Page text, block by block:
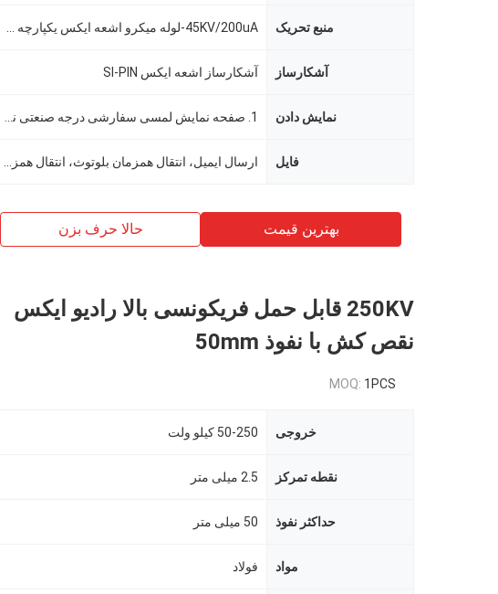
منبع تحریک
آشکارساز آشکارساز اشعه ایکس SI-PIN
نمایش دادن
فایل
بهترین قیمت حالا حرف بزن
250KV قابل حمل فریکونسی بالا رادیو ایکس
نقص کش با نفوذ 50mm
MOQ: 1PCS
خروجی 50-250 کیلو ولت
نقطه تمرکز 2.5 میلی متر
حداکثر نفوذ 50 میلی متر
مواد فولاد